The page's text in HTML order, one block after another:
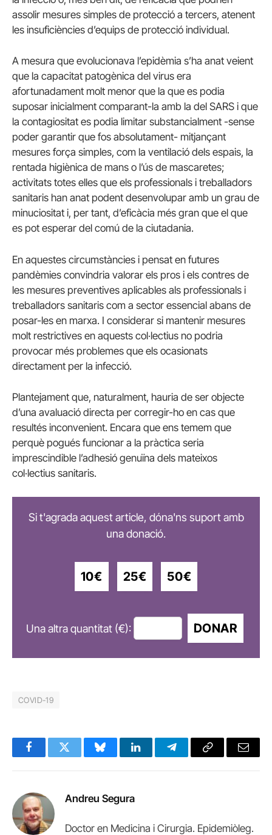
assolir mesures simples de protecció a tercers, atenent
les insuficiències d’equips de protecció individual.
A mesura que evolucionava l’epidèmia s’ha anat veient
que la capacitat patogènica del virus era
afortunadament molt menor que la que es podia
suposar inicialment comparant-la amb la del SARS i que
la contagiositat es podia limitar substancialment -sense
poder garantir que fos absolutament- mitjançant
mesures força simples, com la ventilació dels espais, la
rentada higiènica de mans o l’ús de mascaretes;
activitats totes elles que els professionals i treballadors
sanitaris han anat podent desenvolupar amb un grau de
minuciositat i, per tant, d’eficàcia més gran que el que
es pot esperar del comú de la ciutadania.
En aquestes circumstàncies i pensat en futures
pandèmies convindria valorar els pros i els contres de
les mesures preventives aplicables als professionals i
treballadors sanitaris com a sector essencial abans de
posar-les en marxa. I considerar si mantenir mesures
molt restrictives en aquests col·lectius no podria
provocar més problemes que els ocasionats
directament per la infecció.
Plantejament que, naturalment, hauria de ser objecte
d’una avaluació directa per corregir-ho en cas que
resultés inconvenient. Encara que ens temem que
perquè pogués funcionar a la pràctica seria
imprescindible l’adhesió genuïna dels mateixos
col·lectius sanitaris.
Si t'agrada aquest article, dóna'ns suport amb
una donació.
10€ 25€ 50€
Una altra quantitat (€): DONAR
COVID-19
FacebookTwitter BlueskyLinkedInTelegramCopy
Email
Andreu Segura
Doctor en Medicina i Cirurgia. Epidemiòleg.